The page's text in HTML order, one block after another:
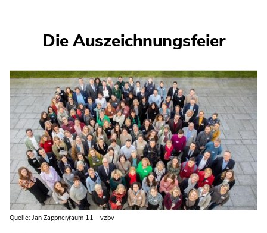
Die Auszeichnungsfeier
Quelle: Jan Zappner/raum 11 - vzbv